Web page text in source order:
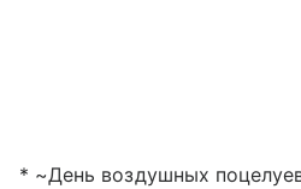
* ~День воздушных